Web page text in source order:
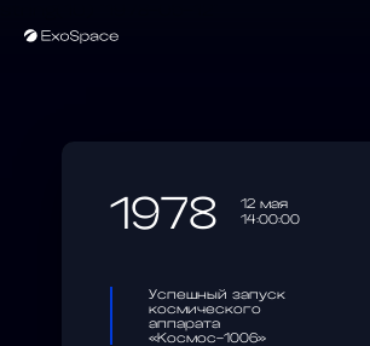
1978
12 мая
14:00:00
Успешный запуск
космического
аппарата
«Космос-1006»